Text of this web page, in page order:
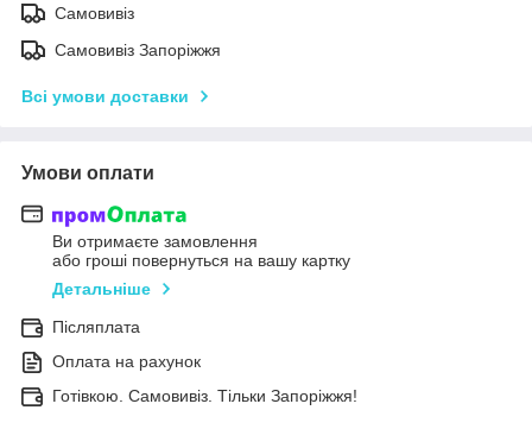
Самовивіз
Самовивіз Запоріжжя
Всі умови доставки
Умови оплати
Ви отримаєте замовлення
або гроші повернуться на вашу картку
Детальніше
Післяплата
Оплата на рахунок
Готівкою. Самовивіз. Тільки Запоріжжя!